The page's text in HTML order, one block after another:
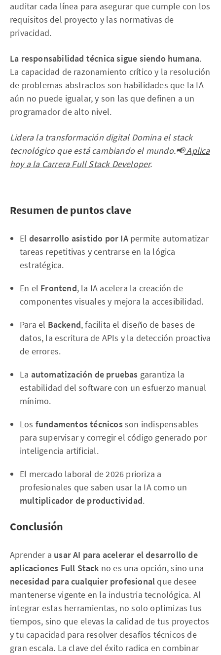
auditar cada línea para asegurar que cumple con los
requisitos del proyecto y las normativas de
privacidad.
La responsabilidad técnica sigue siendo humana.
La capacidad de razonamiento crítico y la resolución
de problemas abstractos son habilidades que la IA
aún no puede igualar, y son las que definen a un
programador de alto nivel.
Lidera la transformación digital Domina el stack
tecnológico que está cambiando el mundo.📢Aplica
hoy a la Carrera Full Stack Developer.
Resumen de puntos clave
El desarrollo asistido por IApermite automatizar
tareas repetitivas y centrarse en la lógica
estratégica.
En el Frontend, la IA acelera la creación de
componentes visuales y mejora la accesibilidad.
Para el Backend, facilita el diseño de bases de
datos, la escritura de APIs y la detección proactiva
de errores.
La automatización de pruebas garantiza la
estabilidad del software con un esfuerzo manual
mínimo.
Los fundamentos técnicosson indispensables
para supervisar y corregir el código generado por
inteligencia artificial.
El mercado laboral de 2026 prioriza a
profesionales que saben usar la IA como un
multiplicador de productividad.
Conclusión
Aprender a usar AI para acelerar el desarrollo de
aplicaciones Full Stack no es una opción, sino una
necesidad para cualquier profesionalque desee
mantenerse vigente en la industria tecnológica. Al
integrar estas herramientas, no solo optimizas tus
tiempos, sino que elevas la calidad de tus proyectos
y tu capacidad para resolver desafíos técnicos de
gran escala. La clave del éxito radica en combinar